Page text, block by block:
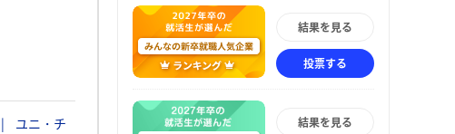
ユニ・チ
結果を見る
投票する
結果を見る